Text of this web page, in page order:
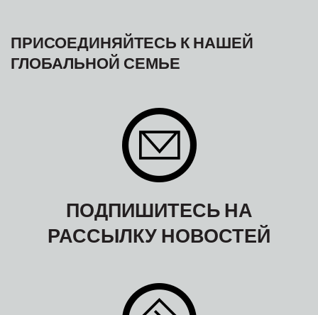
ПРИСОЕДИНЯЙТЕСЬ К НАШЕЙ
ГЛОБАЛЬНОЙ СЕМЬЕ
ПОДПИШИТЕСЬ НА
РАССЫЛКУ НОВОСТЕЙ